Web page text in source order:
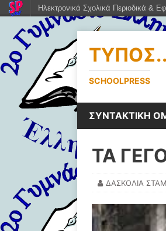
SCHOOLPRESS
ΣΥΝΤΑΚΤΙΚΗ
ΤΑ
ΔΑΣΚΟΛΙΑ
Ηλεκτρονικά Σχολικά Περιοδικά &